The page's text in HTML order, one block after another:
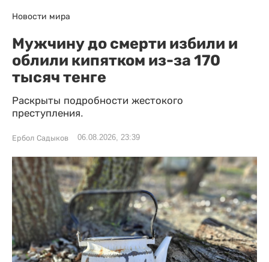
Новости мира
Мужчину до смерти избили и
облили кипятком из-за 170
тысяч тенге
Раскрыты подробности жестокого
преступления.
Ербол Садыков 06.08.2026, 23:39